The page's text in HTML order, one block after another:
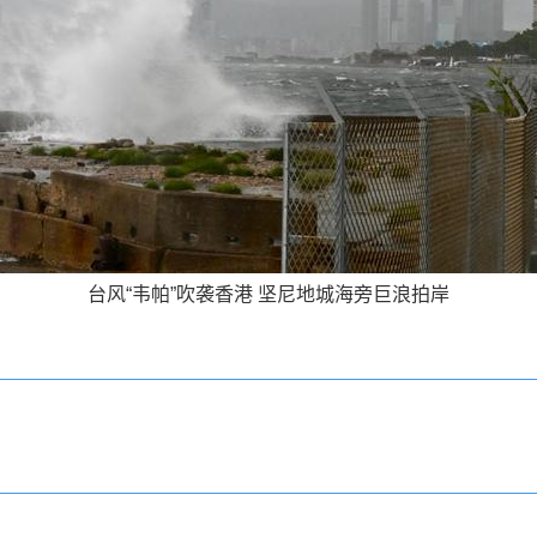
台风“韦帕”吹袭香港 坚尼地城海旁巨浪拍岸